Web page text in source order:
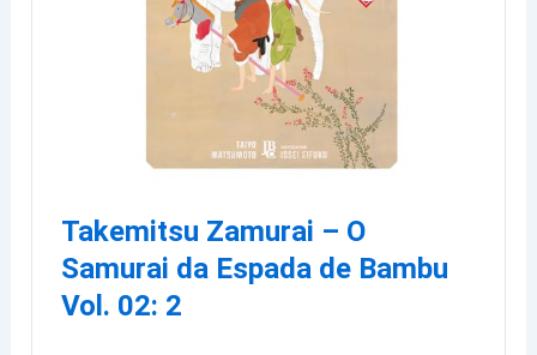
Takemitsu Zamurai – O
Samurai da Espada de Bambu
Vol. 02: 2